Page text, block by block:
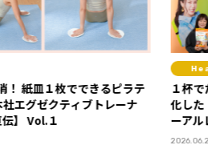
ピラテ
ーナ
１杯でたんぱく質も栄養素
化した「ディアナチュラア